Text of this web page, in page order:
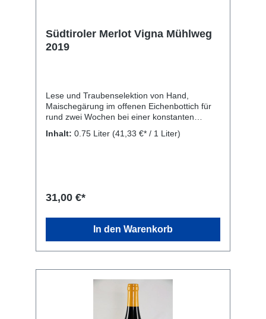
Südtiroler Merlot Vigna Mühlweg
2019
Lese und Traubenselektion von Hand,
Maischegärung im offenen Eichenbottich für
rund zwei Wochen bei einer konstanten
Säureabbau und Ausbau auf der Feinhefe im
Inhalt: 0.75 Liter (41,33 €* / 1 Liter)
31,00 €*
In den Warenkorb